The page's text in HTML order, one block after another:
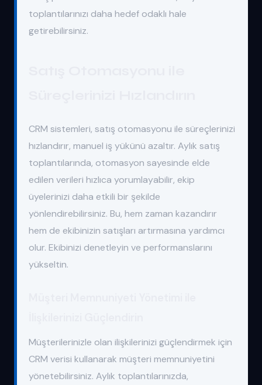
toplantılarınızı daha hedef odaklı hale
getirebilirsiniz.
CRM sistemleri, satış otomasyonu ile süreçlerinizi
hızlandırır, manuel iş yükünü azaltır. Aylık satış
toplantılarında, otomasyon sayesinde elde
edilen verileri hızlıca yorumlayabilir, ekip
üyelerinizi daha etkili bir şekilde
yönlendirebilirsiniz. Bu, hem zaman kazandırır
hem de ekibinizin satışları artırmasına yardımcı
olur. Ekibinizi denetleyin ve performanslarını
yükseltin.
Müşterilerinizle olan ilişkilerinizi güçlendirmek için
CRM verisi kullanarak müşteri memnuniyetini
yönetebilirsiniz. Aylık toplantılarınızda,